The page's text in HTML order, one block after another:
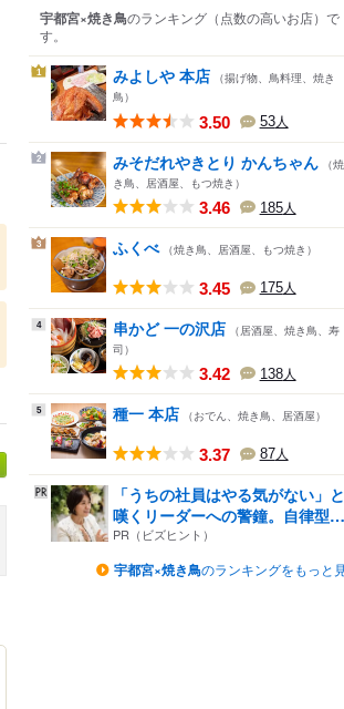
宇都宮×焼き鳥のランキング （点数の高いお店） で
す。
1 みよしや 本店 （揚げ物、鳥料理、焼き
鳥）
3.50 53人
2 みそだれやきとり かんちゃん （焼
き鳥、居酒屋、もつ焼き）
3.46 185人
3 ふくべ （焼き鳥、居酒屋、もつ焼き）
3.45 175人
4 串かど 一の沢店 （居酒屋、焼き鳥、寿
司）
3.42 138人
5 種一 本店 （おでん、焼き鳥、居酒屋）
3.37 87人
「うちの社員はやる気がない」と
嘆くリーダーへの警鐘。自律型
組...
PR（ビズヒント）
宇都宮×焼き鳥のランキングをもっと